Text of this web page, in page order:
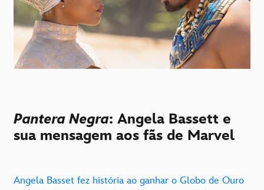
Pantera Negra: Angela Bassett e
sua mensagem aos fãs de Marvel
Angela Basset fez história ao ganhar o Globo de Ouro